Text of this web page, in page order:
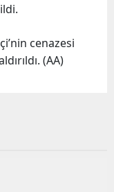
cenazesi
(AA)